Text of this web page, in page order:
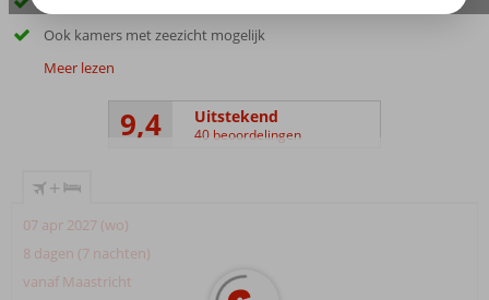
Ook kamers met zeezicht mogelijk
Meer lezen
9,4 Uitstekend
40 beoordelingen
+
07 apr 2027 (wo)
8 dagen (7 nachten)
vanaf Maastricht